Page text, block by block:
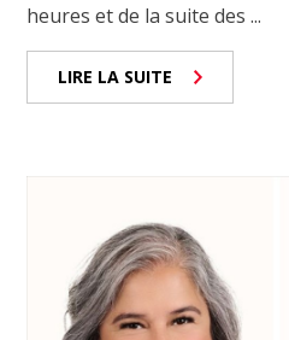
heures et de la suite des ...
LIRE LA SUITE